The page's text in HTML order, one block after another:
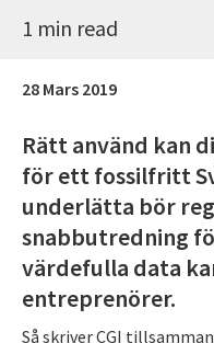
1 min read
28 Mars 2019
Rätt använd kan
för ett fossilfritt
underlätta bör
snabbutredning
värdefulla data
entreprenörer.
Så skriver CGI